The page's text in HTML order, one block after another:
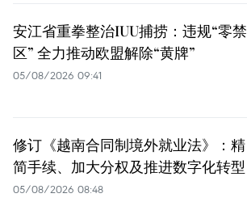
安江省重拳整治IUU捕捞：违规“零禁
区” 全力推动欧盟解除“黄牌”
05/08/2026 09:41
修订《越南合同制境外就业法》：精
简手续、加大分权及推进数字化转型
05/08/2026 08:48